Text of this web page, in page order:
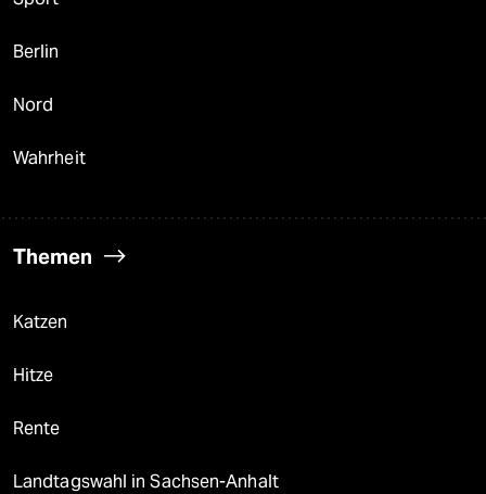
Berlin
Nord
Wahrheit
Themen
Katzen
Hitze
Rente
Landtagswahl in Sachsen-Anhalt